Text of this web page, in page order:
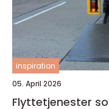
inspiration
05. April 2026
Flyttetjenester